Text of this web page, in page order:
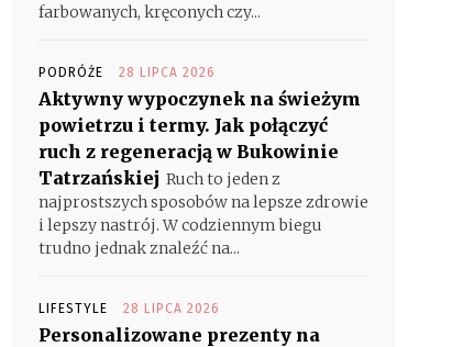
farbowanych, kręconych czy...
PODRÓŻE 28 LIPCA 2026
Aktywny wypoczynek na świeżym
powietrzu i termy. Jak połączyć
ruch z regeneracją w Bukowinie
Tatrzańskiej Ruch to jeden z
najprostszych sposobów na lepsze zdrowie
i lepszy nastrój. W codziennym biegu
trudno jednak znaleźć na...
LIFESTYLE 28 LIPCA 2026
Personalizowane prezenty na